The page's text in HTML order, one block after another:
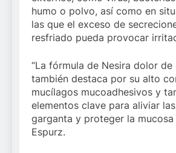
humo o polvo, así como en
las que el exceso de
resfriado pueda provocar
“La fórmula de Nesira dolor de
también destaca por su alto
mucílagos mucoadhesivos y
elementos clave para aliviar
garganta y proteger la mucosa
Espurz.